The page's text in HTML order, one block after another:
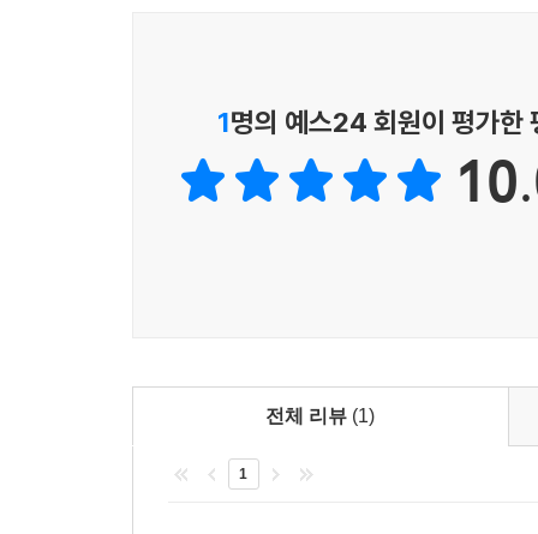
아이들의 마음을 읽으려는 노력에서부터 시작한
현장에서 만나는 학부모(대부분 엄마)들은 나와
일이다. 두 저자는 서로를 존중하는 애정 표현을
사랑과 폭력을 구분하고, 좋은 섹스와 좋은 경험
거의 모든 것을 담고 있다.
1명의 예스24 회원이 평가한
전체 리뷰 (1)
1